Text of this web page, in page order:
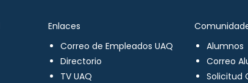
Enlaces
Correo de Empleados UAQ
Directorio
TV UAQ
Alumnos
Correo
Solicitud